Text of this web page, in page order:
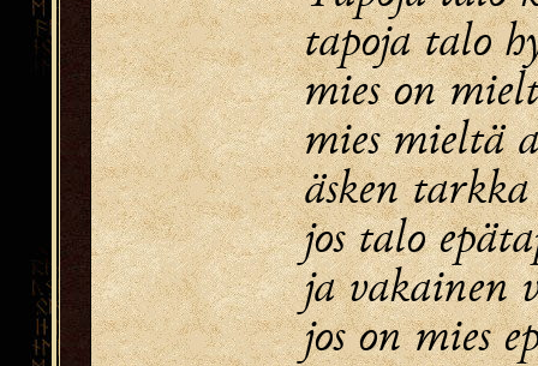
tapoja talo
mies on
mies mieltä
äsken
jos talo
ja vakainen
jos on mies